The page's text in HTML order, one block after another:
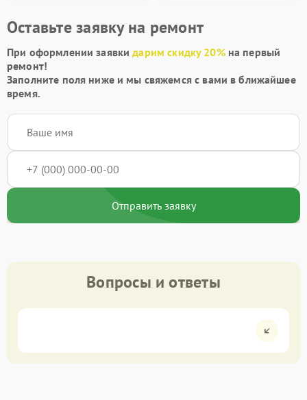
Оставьте заявку на ремонт
При оформлении заявкидарим скидку 20%на первый
ремонт!
Заполните поля ниже и мы свяжемся с вами в ближайшее
время.
Отправить заявку
Вопросы и ответы